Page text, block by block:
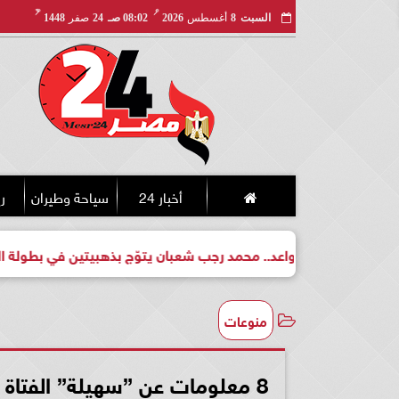
السبت 8 أغسطس 2026
مـ
08:02 صـ 24 صفر 1448
هـ
أخبار 24 سياحة وطيران
لبطل واعد.. محمد رجب شعبان يتوّج بذهبيتين في بطولة
منوعات
8 معلومات عن ”سهيلة” الفتاة المحجبة التي شاركت جاد شويري في ”الصيت”